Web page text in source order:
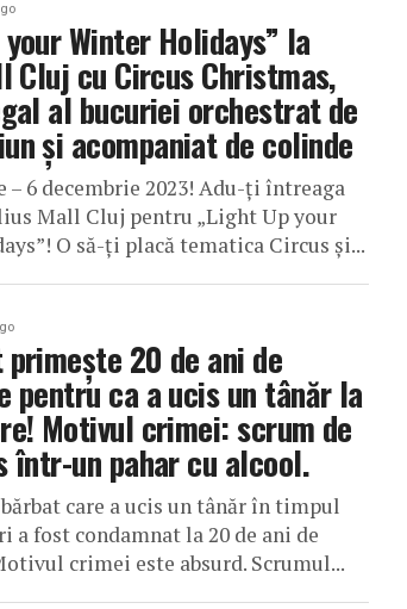
Winter Holidays” la
Cluj cu Circus Christmas,
al bucuriei orchestrat de
și acompaniat de colinde
– 6 decembrie 2023! Adu-ți întreaga
Mall Cluj pentru „Light Up your
O să-ți placă tematica Circus și...
primește 20 de ani de
pentru ca a ucis un tânăr la
Motivul crimei: scrum de
într-un pahar cu alcool.
care a ucis un tânăr în timpul
a fost condamnat la 20 de ani de
crimei este absurd. Scrumul...